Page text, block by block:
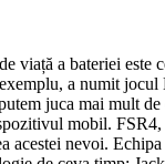
viață a bateriei este
a numit
juca mai mult de
mobil. FSR4,
acestei nevoi.